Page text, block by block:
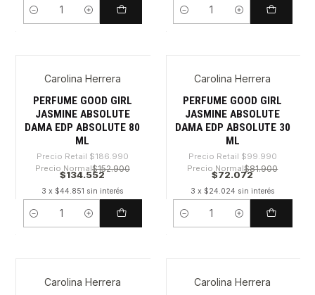
Cantidad Cantidad
-28%
Carolina Herrera
PERFUME GOOD GIRL
JASMINE ABSOLUTE
DAMA EDP ABSOLUTE 80
ML
Precio Retail $186.990
Precio Normal$152.900
$134.552
3 x $44.851 sin interés
Cantidad
-27%
Carolina Herrera
PERFUME GOOD GIRL
JASMINE ABSOLUTE
DAMA EDP ABSOLUTE 30
ML
Precio Retail $99.990
Precio Normal$81.900
$72.072
3 x $24.024 sin interés
Cantidad
-28%
Carolina Herrera
-30%
Carolina Herrera